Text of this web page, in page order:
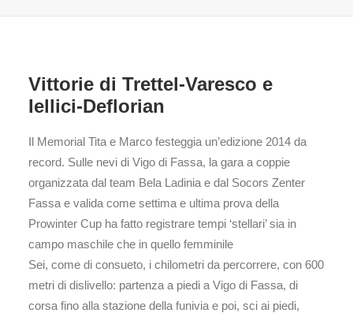
Vittorie di Trettel-Varesco e
Iellici-Deflorian
Il Memorial Tita e Marco festeggia un’edizione 2014 da
record. Sulle nevi di Vigo di Fassa, la gara a coppie
organizzata dal team Bela Ladinia e dal Socors Zenter
Fassa e valida come settima e ultima prova della
Prowinter Cup ha fatto registrare tempi ‘stellari’ sia in
campo maschile che in quello femminile
Sei, come di consueto, i chilometri da percorrere, con 600
metri di dislivello: partenza a piedi a Vigo di Fassa, di
corsa fino alla stazione della funivia e poi, sci ai piedi,